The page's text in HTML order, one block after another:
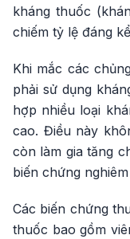
kháng thuốc
chiếm tỷ lệ đáng
Khi mắc các
phải sử dụng
hợp nhiều loại
cao. Điều này
còn làm gia tăng
biến chứng
Các biến chứng
thuốc bao gồm